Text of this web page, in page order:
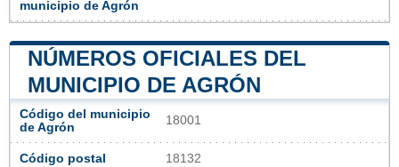
municipio de Agrón
NÚMEROS OFICIALES DEL
MUNICIPIO DE AGRÓN
Código del municipio
de Agrón
18001
Código postal 18132